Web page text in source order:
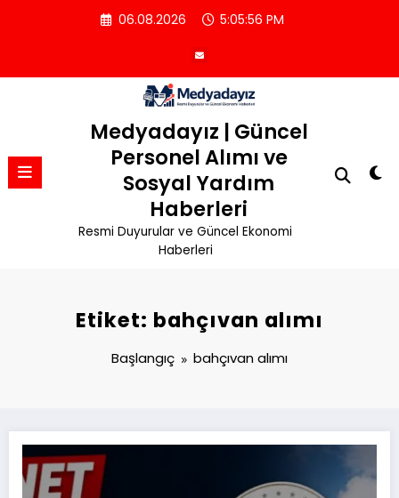
06.08.2026 5:05:57 PM
Medyadayız | Güncel
Personel Alımı ve
Sosyal Yardım
Haberleri
Resmi Duyurular ve Güncel Ekonomi
Haberleri
Etiket: bahçıvan alımı
Başlangıç bahçıvan alımı